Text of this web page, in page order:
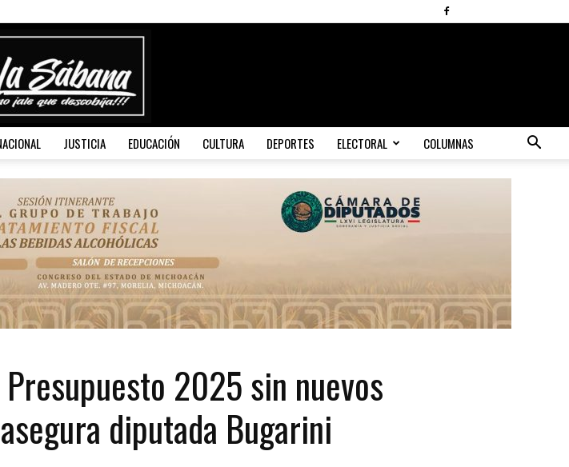
Sábana
JUSTICIA EDUCACIÓN CULTURA DEPORTES ELECTORAL COLUMNAS
2025 sin nuevos
diputada Bugarini